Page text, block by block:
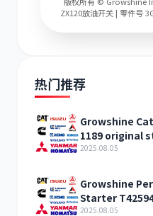
ZX120放油开关 | 零件号
热门推荐
Growshine
1189 original
2025.08.05
Growshine
Starter
2025.08.05